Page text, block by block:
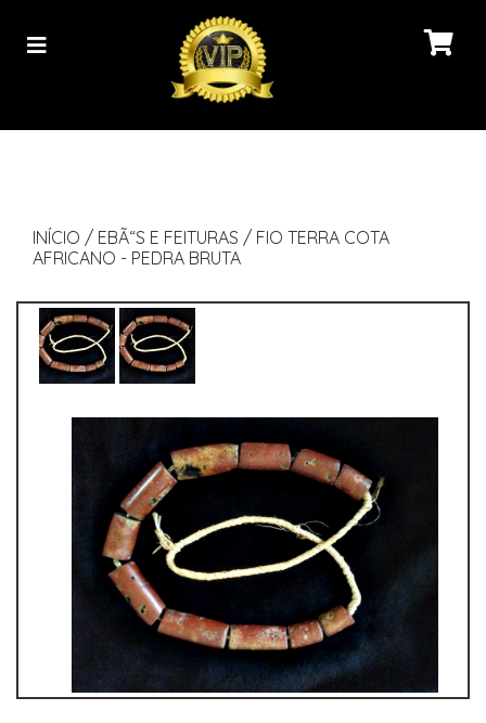
INÍCIO / EBÃ“S E FEITURAS / FIO TERRA COTA
AFRICANO - PEDRA BRUTA